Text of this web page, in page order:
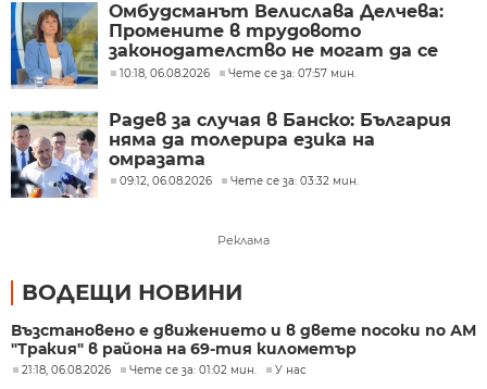
Омбудсманът Велислава Делчева:
Промените в трудовото
законодателство не могат да се
правят през бюджета
10:18, 06.08.2026 Чете се за: 07:57 мин.
Радев за случая в Банско: България
няма да толерира езика на
омразата
09:12, 06.08.2026 Чете се за: 03:32 мин.
Реклама
ВОДЕЩИ НОВИНИ
Възстановено е движението и в двете посоки по АМ
"Тракия" в района на 69-тия километър
21:18, 06.08.2026 Чете се за: 01:02 мин. У нас